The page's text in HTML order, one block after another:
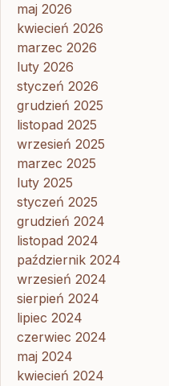
maj 2026
kwiecień 2026
marzec 2026
luty 2026
styczeń 2026
grudzień 2025
listopad 2025
wrzesień 2025
marzec 2025
luty 2025
styczeń 2025
grudzień 2024
listopad 2024
październik 2024
wrzesień 2024
sierpień 2024
lipiec 2024
czerwiec 2024
maj 2024
kwiecień 2024